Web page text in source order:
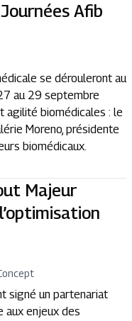
Afib
se dérouleront au
au 29 septembre
agilité biomédicales : le
Moreno, présidente
biomédicaux.
Majeur
signé un partenariat
aux enjeux des